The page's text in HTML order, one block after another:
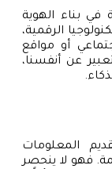
بناء الهوية
الرقمية،
أو مواقع
عن أنفسنا،
المعلومات
فهو لا ينحصر